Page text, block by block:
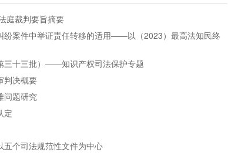
庭裁判要旨摘要
纷案件中举证责任转移的适用——以（2023）最高法知民终
三十三批）——知识产权司法保护专题
判决概要
问题研究
定
个司法规范性文件为中心